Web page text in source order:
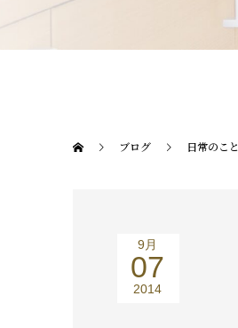
ブログ 日常のこと
9月
07
2014